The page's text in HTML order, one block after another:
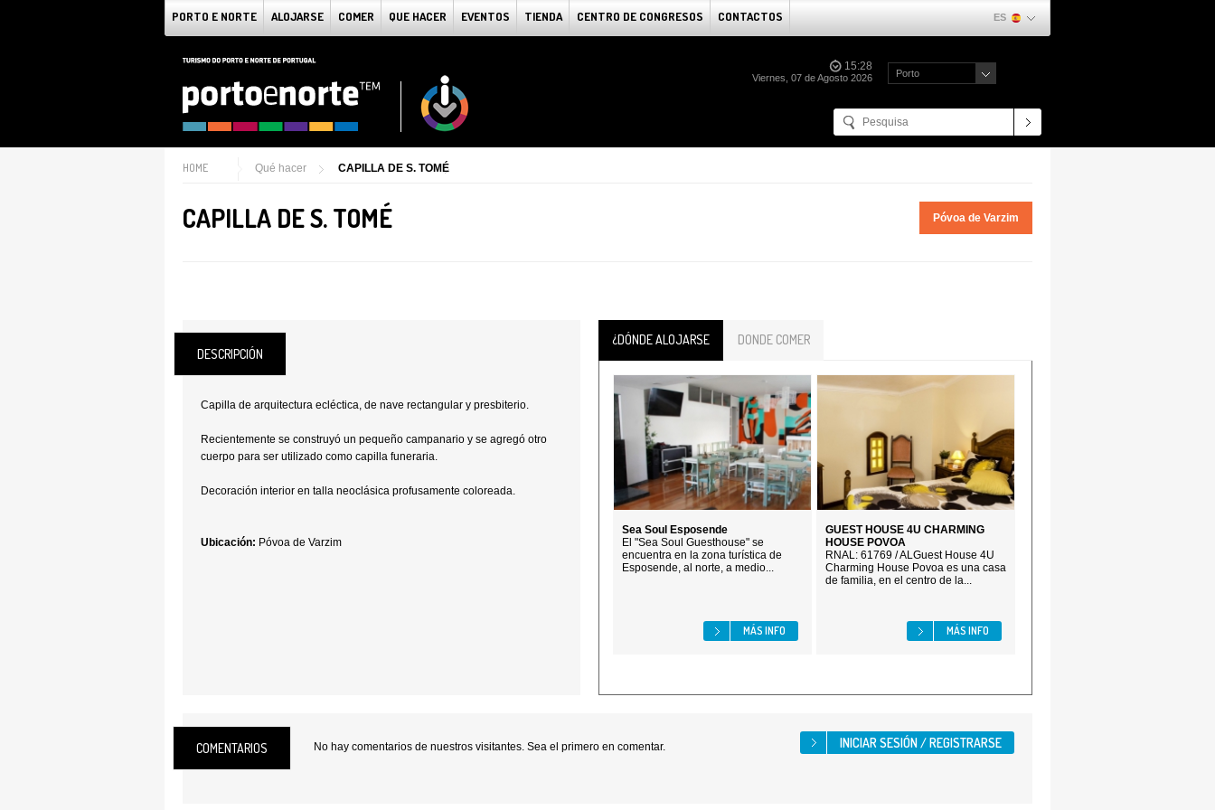
PORTO E NORTE ALOJARSE COMER QUE HACER EVENTOS TIENDA CENTRO DE CONGRESOS CONTACTOS ES
15:28
Viernes, 07 de Agosto 2026 Porto
HOME Qué hacer CAPILLA DE S. TOMÉ
CAPILLA DE S. TOMÉ Póvoa de Varzim
DESCRIPCIÓN
Capilla de arquitectura ecléctica, de nave rectangular y presbiterio.
Recientemente se construyó un pequeño campanario y se agregó otro
cuerpo para ser utilizado como capilla funeraria.
Decoración interior en talla neoclásica profusamente coloreada.
Ubicación: Póvoa de Varzim
¿DÓNDE ALOJARSE DONDE COMER
Sea Soul Esposende
El "Sea Soul Guesthouse" se
encuentra en la zona turística de
Esposende, al norte, a medio...
MÁS INFO
GUEST HOUSE 4U CHARMING
HOUSE POVOA
RNAL: 61769 / ALGuest House 4U
Charming House Povoa es una casa
de familia, en el centro de la...
MÁS INFO
COMENTARIOS No hay comentarios de nuestros visitantes. Sea el primero en comentar.